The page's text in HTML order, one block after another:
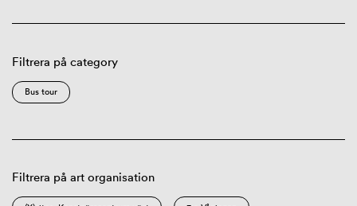
Extended program
Filtrera på category
Bus tour
Filtrera på art organisation